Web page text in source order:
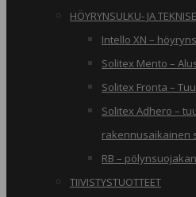
HÖYRYNSULKU- JA
Intello XN –
Solitex Mento –
Solitex Fronta –
Solitex Adhero –
rakennusaikainen
RB –
TIIVISTYSTUOTTEET